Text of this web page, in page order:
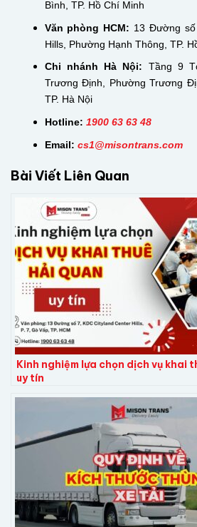
Bình, TP. Hồ Chí Minh
Văn phòng HCM: 13 Đường số
Hills, Phường Hạnh Thông, TP.
Chi nhánh Hà Nội: Tầng 9
Trương Định, Phường Trương
TP. Hà Nội
Hotline: 1900 63 63 48
Email: cs1@misontrans.com
Bài Viết Liên Quan
Kinh nghiệm lựa chọn dịch vụ khai
uy tín